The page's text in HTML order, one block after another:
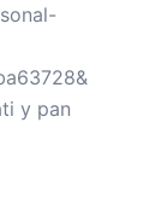
y pan